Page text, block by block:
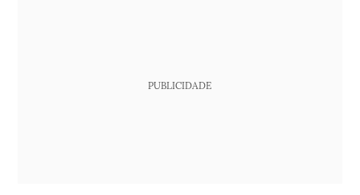
PUBLICIDADE